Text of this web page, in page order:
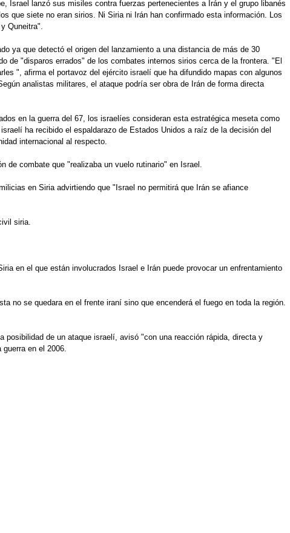
Israel lanzó sus misiles contra fuerzas pertenecientes a Irán y el grupo libanés
que siete no eran sirios. Ni Siria ni Irán han confirmado esta información. Los
Quneitra".
ya que detectó el origen del lanzamiento a una distancia de más de 30
de "disparos errados" de los combates internos sirios cerca de la frontera. "El
", afirma el portavoz del ejército israelí que ha difundido mapas con algunos
analistas militares, el ataque podría ser obra de Irán de forma directa
en la guerra del 67, los israelíes consideran esta estratégica meseta como
ha recibido el espaldarazo de Estados Unidos a raíz de la decisión del
internacional al respecto.
combate que "realizaba un vuelo rutinario" en Israel.
en Siria advirtiendo que "Israel no permitirá que Irán se afiance
siria.
en el que están involucrados Israel e Irán puede provocar un enfrentamiento
no se quedara en el frente iraní sino que encenderá el fuego en toda la región.
de un ataque israelí, avisó "con una reacción rápida, directa y
en el 2006.